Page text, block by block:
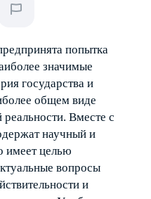
попытка
значимые
государства и
общем виде
Вместе с
научный и
имеет целью
вопросы
и